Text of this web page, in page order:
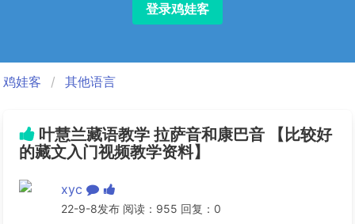
登录鸡娃客
鸡娃客 其他语言
叶慧兰藏语教学 拉萨音和康巴音 【比较好
的藏文入门视频教学资料】
xyc
22-9-8发布 阅读：955 回复：0